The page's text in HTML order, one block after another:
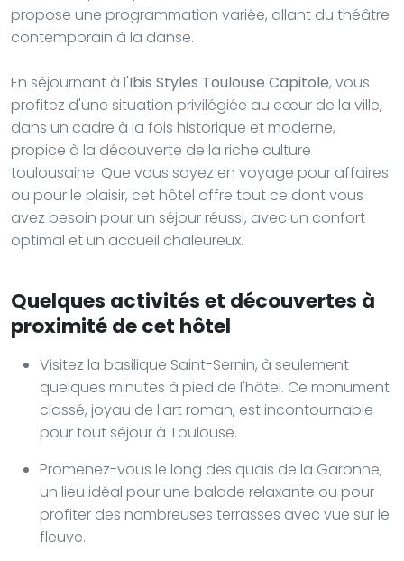
propose une programmation variée, allant du théâtre
contemporain à la danse.
En séjournant à l'Ibis Styles Toulouse Capitole, vous
profitez d'une situation privilégiée au cœur de la ville,
dans un cadre à la fois historique et moderne,
propice à la découverte de la riche culture
toulousaine. Que vous soyez en voyage pour affaires
ou pour le plaisir, cet hôtel offre tout ce dont vous
avez besoin pour un séjour réussi, avec un confort
optimal et un accueil chaleureux.
Quelques activités et découvertes à
proximité de cet hôtel
Visitez la basilique Saint-Sernin, à seulement
quelques minutes à pied de l'hôtel. Ce monument
classé, joyau de l'art roman, est incontournable
pour tout séjour à Toulouse.
Promenez-vous le long des quais de la Garonne,
un lieu idéal pour une balade relaxante ou pour
profiter des nombreuses terrasses avec vue sur le
fleuve.